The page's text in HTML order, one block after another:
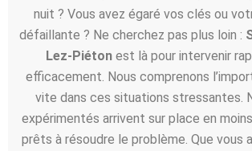
nuit ? Vous avez égaré vos clés ou
défaillante ? Ne cherchez pas plus loin :
Lez-Piétonest là pour intervenir
efficacement. Nous comprenons
vite dans ces situations stressantes.
expérimentés arrivent sur place en
prêts à résoudre le problème. Que vous